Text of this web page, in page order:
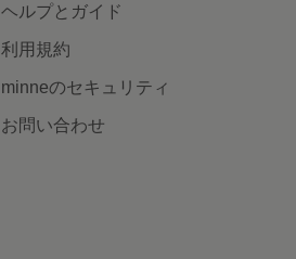
ヘルプとガイド
利用規約
minneのセキュリティ
お問い合わせ